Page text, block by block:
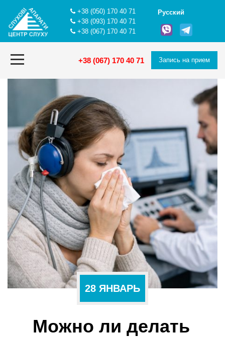
+38 (050) 170 40 71
+38 (093) 170 40 71
+38 (067) 170 40 71
Русский
+38 (067) 170 40 71 Запись на прием
28 ЯНВАРЬ
Можно ли делать